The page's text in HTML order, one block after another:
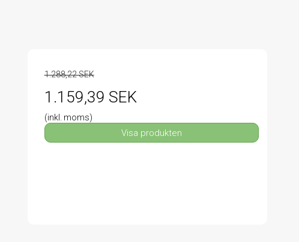
1.288,22 SEK
1.159,39 SEK
(inkl. moms)
Visa produkten